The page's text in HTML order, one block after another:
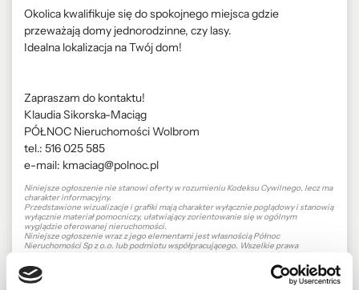
Okolica kwalifikuje się do spokojnego miejsca gdzie
przeważają domy jednorodzinne, czy lasy.
Idealna lokalizacja na Twój dom!
Zapraszam do kontaktu!
Klaudia Sikorska-Maciąg
PÓŁNOC Nieruchomości Wolbrom
tel.: 516 025 585
e-mail: kmaciag@polnoc.pl
Niniejsze ogłoszenie nie stanowi oferty w rozumieniu Kodeksu Cywilnego, lecz ma
charakter informacyjny.
Przedstawione wizualizacje i grafiki mają charakter wyłącznie poglądowy i stanowią
wyłącznie materiał pomocniczy, ułatwiający zorientowanie się w ogólnym
wyglądzie oferowanej nieruchomości.
Niniejsze ogłoszenie wraz z jego elementami jest własnością Północ
Nieruchomości Sp z o.o. lub podmiotu współpracującego. Wszelkie prawa
zastrzeżone. Kopiowanie, rozpowszechnianie oraz korzystanie z niniejszych
materiałów w jakikolwiek inny sposób wykraczający poza dozwolony użytek
określony przepisami ustawy z 4 lutego 1994 r. o prawie autorskim i prawach
pokrewnych (Dz. U. 1994, nr 24 poz. 83 z późn. zm.) bez pisemnej zgody Północ